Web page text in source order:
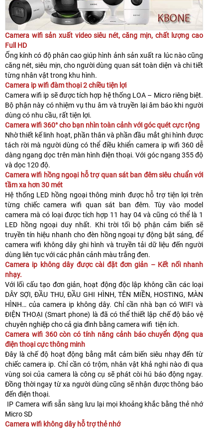
Camera wifi sản xuất video siêu nét, căng mịn, chất lượng cao
Full HD
Ống kính có độ phân cao giúp hình ảnh sản xuất ra lúc nào cũng
căng nét, siêu mịn, cho người dùng quan sát toàn diện và chi tiết
từng nhân vật trong khu hình.
Camera ip wifi đàm thoại 2 chiều tiện lợi
Camera wifi ip sẽ được tích hợp hệ thống LOA – Micro riêng biệt.
Bộ phận này có nhiệm vụ thu âm và truyền lại âm báo khi người
dùng có nhu cầu, rất tiện lợi.
Camera wifi 360° cho bạn nhìn toàn cảnh với góc quét cực rộng
Nhờ thiết kế linh hoạt, phần thân và phần đầu mắt ghi hình được
tách rời mà người dùng có thể điều khiển camera ip wifi 360 dễ
dàng ngang dọc trên màn hình điện thoại. Với góc ngang 355 độ
và dọc 120 độ.
Camera wifi hồng ngoại hỗ trợ quan sát ban đêm siêu chuẩn với
tầm xa hơn 30 mét
Hệ thống LED hồng ngoại thông minh được hỗ trợ tiện lợi trên
từng chiếc camera wifi quan sát ban đêm. Tùy vào model
camera mà có loại được tích hợp 11 hay 04 và cũng có thể là 1
LED hồng ngoại duy nhất. Khi trời tối bộ phận cảm biến sẽ
truyền tín hiệu nhanh cho đèn hồng ngoại tự động bật sáng, để
camera wifi không dây ghi hình và truyền tải dữ liệu đến người
dùng liên tục với các phân cảnh màu trắng đen.
Camera ip không dây được cài đặt đơn giản – Kết nối nhanh
nhạy.
Với lối cấu tạo đơn giản, hoạt động độc lập không cần các loại
DÂY SỢI, ĐẦU THU, ĐẦU GHI HÌNH, TÊN MIỀN, HOSTING, MÀN
HÌNH… của camera ip không dây. Chỉ cần nhà bạn có WIFI và
ĐIỆN THOẠI (Smart phone) là đã có thể thiết lập chế độ bảo vệ
chuyên nghiệp cho cả gia đình bằng camera wifi tiện ích.
Camera wifi 360 còn có tính năng cảnh báo chuyển động qua
điện thoại cực thông minh
Đây là chế độ hoạt động bằng mắt cảm biến siêu nhạy đến từ
chiếc camera ip. Chỉ cần có trộm, nhân vật khả nghi nào đi qua
vùng soi của camera là công cụ sẽ phát còi hú báo động ngay.
Đồng thời ngay từ xa người dùng cũng sẽ nhận được thông báo
đến điện thoại.
IP Camera wifi sẵn sàng lưu lại mọi khoảng khắc bằng thẻ nhớ
Micro SD
Camera wifi không dây hỗ trợ thẻ nhớ